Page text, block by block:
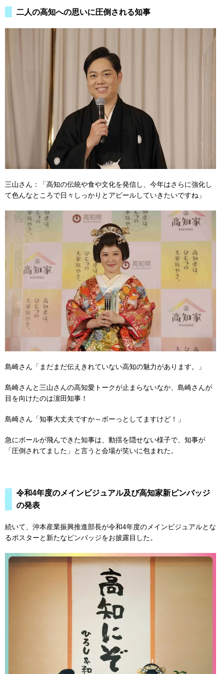
二人の高知への思いに圧倒される知事
三山さん：「高知の伝統や食や文化を発信し、今年はさらに強化し
て色んなところで日々しっかりとアピールしていきたいですね」
島崎さん「まだまだ伝えきれていない高知の魅力があります。」
島崎さんと三山さんの高知愛トークが止まらないなか、島崎さんが
目を向けたのは濵田知事！
島崎さん「知事大丈夫ですか～ボーっとしてますけど！」
急にボールが飛んできた知事は、動揺を隠せない様子で、知事が
「圧倒されてました」と言うと会場が笑いに包まれた。
令和4年度のメインビジュアル及び高知家新ピンバッジ
の発表
続いて、沖本産業振興推進部長が令和4年度のメインビジュアルとな
るポスターと新たなピンバッジをお披露目した。